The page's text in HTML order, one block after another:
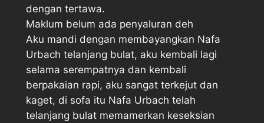
dengan tertawa.
Maklum belum ada penyaluran deh 
Aku mandi dengan membayangkan Nafa
Urbach telanjang bulat, aku kembali lagi
selama serempatnya dan kembali
berpakaian rapi, aku sangat terkejut dan
kaget, di sofa itu Nafa Urbach telah
telanjang bulat memamerkan keseksian